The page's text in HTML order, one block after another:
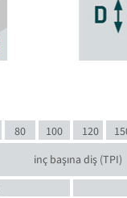
80 100 120
inç başına diş (TPI)